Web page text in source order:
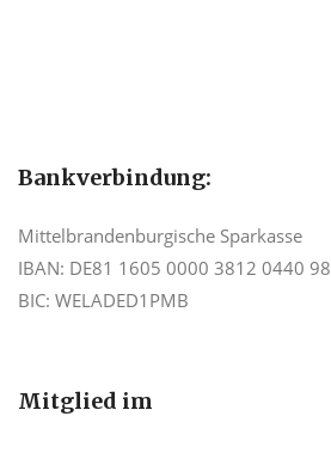
Bankverbindung:
Mittelbrandenburgische Sparkasse
IBAN: DE81 1605 0000 3812 0440 98
BIC: WELADED1PMB
Mitglied im